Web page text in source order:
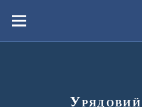
вмістуМеню